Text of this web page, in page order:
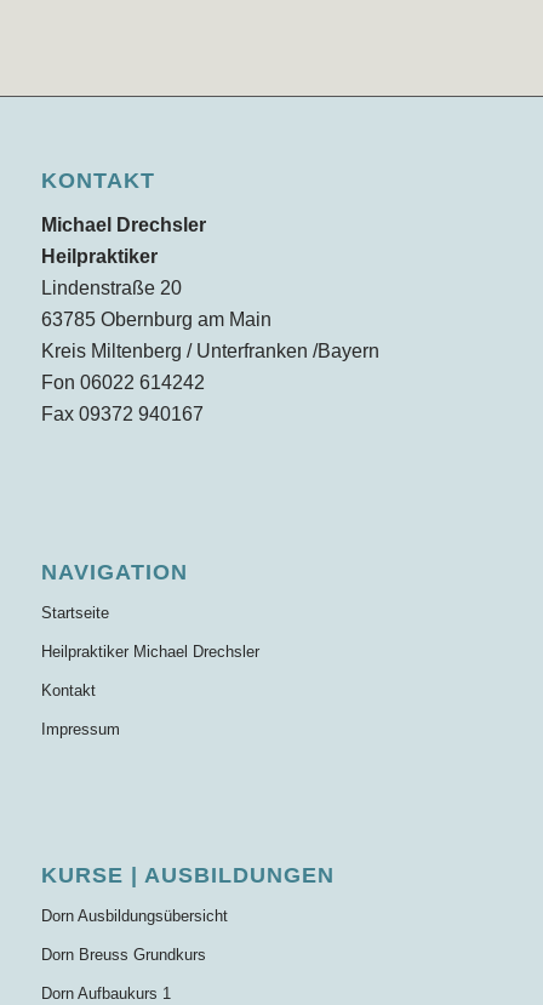
KONTAKT
Michael Drechsler
Heilpraktiker
Lindenstraße 20
63785 Obernburg am Main
Kreis Miltenberg / Unterfranken /Bayern
Fon 06022 614242
Fax 09372 940167
NAVIGATION
Startseite
Heilpraktiker Michael Drechsler
Kontakt
Impressum
KURSE | AUSBILDUNGEN
Dorn Ausbildungsübersicht
Dorn Breuss Grundkurs
Dorn Aufbaukurs 1